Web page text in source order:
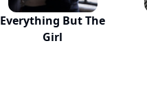
Everything But The
Girl